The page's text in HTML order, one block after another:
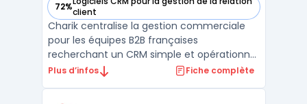
72%client
— voir Charik dans cette catégorie
Charik centralise la gestion commerciale
pour les équipes B2B françaises
recherchant un CRM simple et opérationnel
couvrant toutes les étapes, de la gestion de
Plus d’infos Fiche complète